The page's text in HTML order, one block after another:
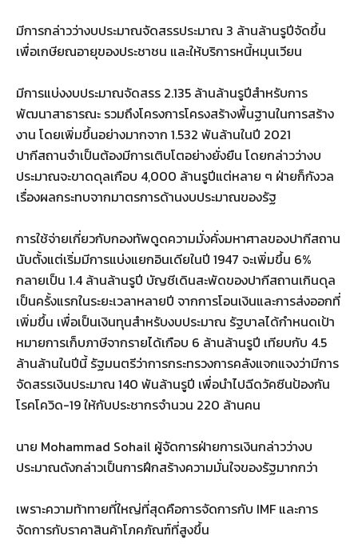
มีการกล่าวว่างบประมาณจัดสรรประมาณ 3 ล้านล้านรูปีจัดขึ้น
เพื่อเกษียณอายุของประชาชน และให้บริการหนี้หมุนเวียน
มีการแบ่งงบประมาณจัดสรร 2.135 ล้านล้านรูปีสำหรับการ
พัฒนาสาธารณะ รวมถึงโครงการโครงสร้างพื้นฐานในการสร้าง
งาน โดยเพิ่มขึ้นอย่างมากจาก 1.532 พันล้านในปี 2021
ปากีสถานจำเป็นต้องมีการเติบโตอย่างยั่งยืน โดยกล่าวว่างบ
ประมาณจะขาดดุลเกือบ 4,000 ล้านรูปีแต่หลาย ๆ ฝ่ายก็กังวล
เรื่องผลกระทบจากมาตรการด้านงบประมาณของรัฐ
การใช้จ่ายเกี่ยวกับกองทัพดูดความมั่งคั่งมหาศาลของปากีสถาน
นับตั้งแต่เริ่มมีการแบ่งแยกอินเดียในปี 1947 จะเพิ่มขึ้น 6%
กลายเป็น 1.4 ล้านล้านรูปี บัญชีเดินสะพัดของปากีสถานเกินดุล
เป็นครั้งแรกในระยะเวลาหลายปี จากการโอนเงินและการส่งออกที่
เพิ่มขึ้น เพื่อเป็นเงินทุนสำหรับงบประมาณ รัฐบาลได้กำหนดเป้า
หมายการเก็บภาษีจากรายได้เกือบ 6 ล้านล้านรูปี เทียบกับ 4.5
ล้านล้านในปีนี้ รัฐมนตรีว่าการกระทรวงการคลังแจกแจงว่ามีการ
จัดสรรเงินประมาณ 140 พันล้านรูปี เพื่อนำไปฉีดวัคซีนป้องกัน
โรคโควิด-19 ให้กับประชากรจำนวน 220 ล้านคน
นาย Mohammad Sohail ผู้จัดการฝ่ายการเงินกล่าวว่างบ
ประมาณดังกล่าวเป็นการฝึกสร้างความมั่นใจของรัฐมากกว่า
เพราะความท้าทายที่ใหญ่ที่สุดคือการจัดการกับ IMF และการ
จัดการกับราคาสินค้าโภคภัณฑ์ที่สูงขึ้น